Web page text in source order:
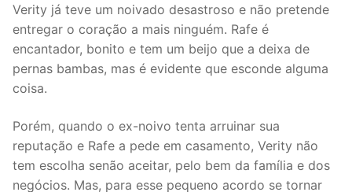
Verity já teve um noivado desastroso e não pretende
entregar o coração a mais ninguém. Rafe é
encantador, bonito e tem um beijo que a deixa de
pernas bambas, mas é evidente que esconde alguma
coisa.
Porém, quando o ex-noivo tenta arruinar sua
reputação e Rafe a pede em casamento, Verity não
tem escolha senão aceitar, pelo bem da família e dos
negócios. Mas, para esse pequeno acordo se tornar